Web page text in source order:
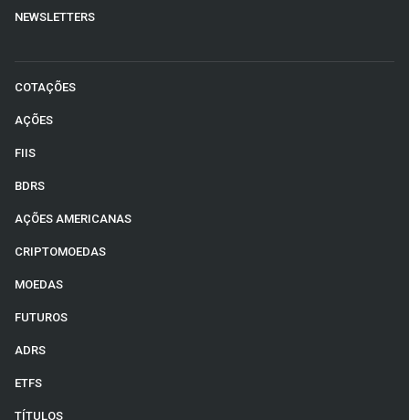
NEWSLETTERS
COTAÇÕES
AÇÕES
FIIS
BDRS
AÇÕES AMERICANAS
CRIPTOMOEDAS
MOEDAS
FUTUROS
ADRS
ETFS
TÍTULOS